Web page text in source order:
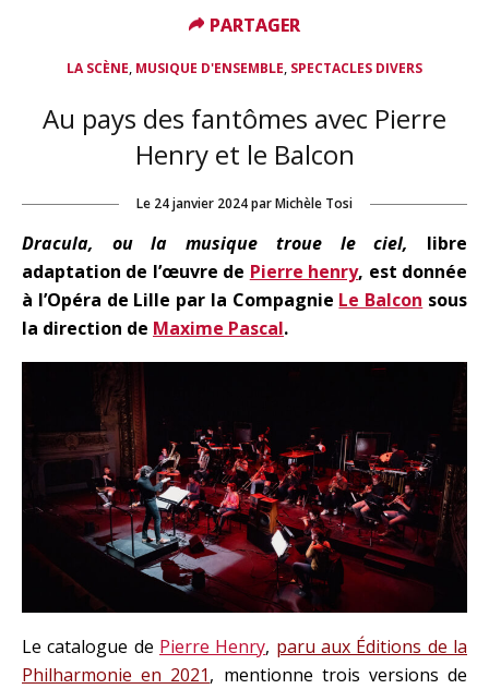
LA SCÈNE, MUSIQUE D'ENSEMBLE, SPECTACLES DIVERS
Au pays des fantômes avec Pierre
Henry et le Balcon
Le 24 janvier 2024parMichèle Tosi
Dracula, ou la musique troue le ciel, libre
adaptation de l’œuvre de Pierre henry, est donnée
à l’Opéra de Lille par la Compagnie Le Balcon sous
la direction de Maxime Pascal.
Le catalogue de Pierre Henry, paru aux Éditions de la
Philharmonie en 2021, mentionne trois versions de
PARTAGER
PARTAGER